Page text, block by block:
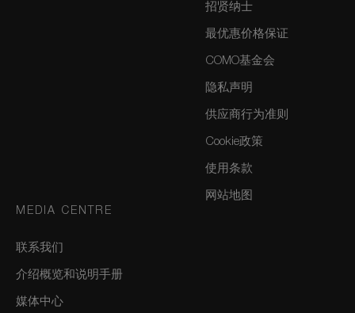
招贤纳士
最优惠价格保证
COMO基金会
隐私声明
供应商行为准则
Cookie政策
使用条款
网站地图
MEDIA CENTRE
联系我们
介绍概览和说明手册
媒体中心